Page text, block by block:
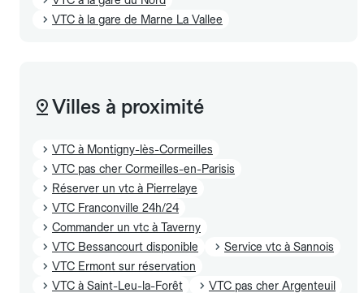
VTC à la gare de Marne La Vallee
Villes à proximité
VTC à Montigny-lès-Cormeilles
VTC pas cher Cormeilles-en-Parisis
Réserver un vtc à Pierrelaye
VTC Franconville 24h/24
Commander un vtc à Taverny
VTC Bessancourt disponible
Service vtc à Sannois
VTC Ermont sur réservation
VTC à Saint-Leu-la-Forêt
VTC pas cher Argenteuil